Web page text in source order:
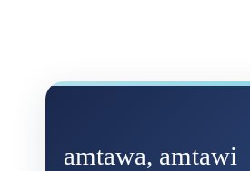
amtawa, amtawi